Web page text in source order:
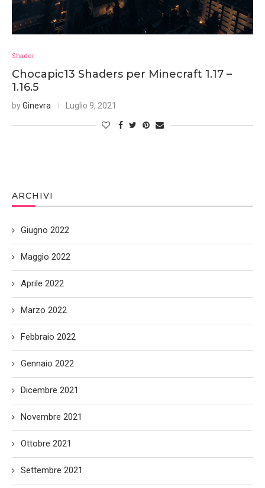
Shader
Chocapic13 Shaders per Minecraft 1.17 –
1.16.5
byGinevra Luglio 9, 2021
ARCHIVI
Giugno 2022
Maggio 2022
Aprile 2022
Marzo 2022
Febbraio 2022
Gennaio 2022
Dicembre 2021
Novembre 2021
Ottobre 2021
Settembre 2021